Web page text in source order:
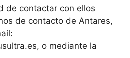
de contactar con ellos
de contacto de Antares,
o mediante la